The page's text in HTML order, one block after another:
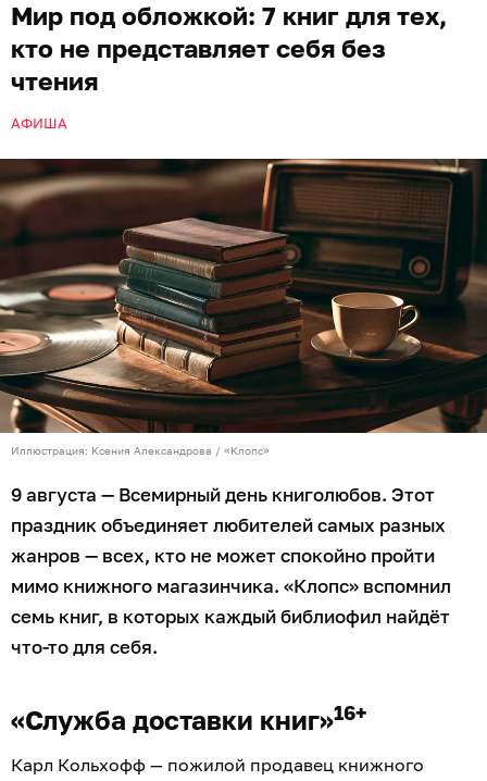
Мир под обложкой: 7 книг для тех,
кто не представляет себя без
чтения
АФИША
Иллюстрация: Ксения Александрова / «Клопс»
9 августа — Всемирный день книголюбов. Этот
праздник объединяет любителей самых разных
жанров — всех, кто не может спокойно пройти
мимо книжного магазинчика. «Клопс» вспомнил
семь книг, в которых каждый библиофил найдёт
что-то для себя.
«Служба доставки книг»16+
Карл Кольхофф — пожилой продавец книжного